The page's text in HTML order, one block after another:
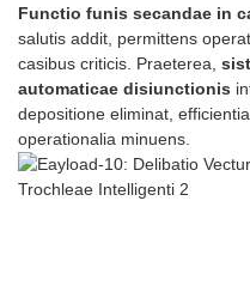
Functio funis secandae in
salutis addit, permittens
casibus criticis. Praeterea,
automaticae disiunctionis
depositione eliminat,
operationalia minuens.